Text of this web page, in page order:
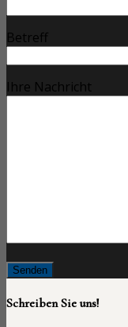
Betreff
Ihre Nachricht
Schreiben Sie uns!